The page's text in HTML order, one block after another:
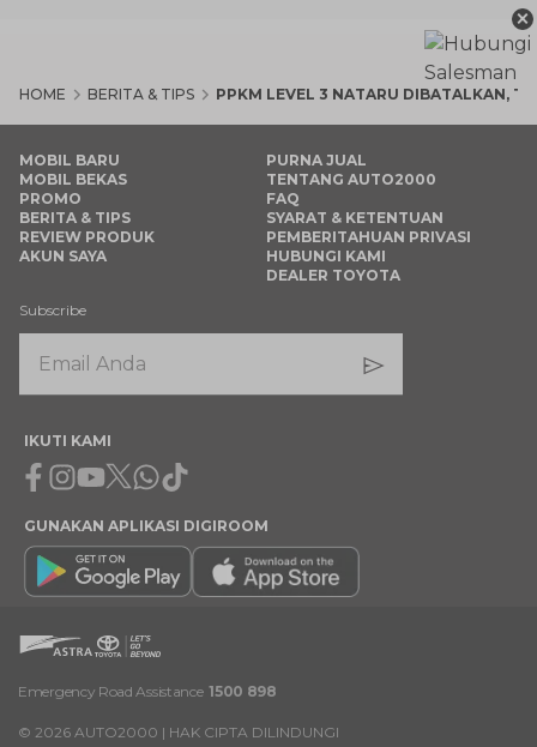
HOME BERITA & TIPS PPKM LEVEL 3 NATARU DIBATALKAN,
×
MOBIL BARU
MOBIL BEKAS
PROMO
BERITA & TIPS
REVIEW PRODUK
AKUN SAYA
PURNA JUAL
TENTANG AUTO2000
FAQ
SYARAT & KETENTUAN
PEMBERITAHUAN PRIVASI
HUBUNGI KAMI
DEALER TOYOTA
Subscribe
IKUTI KAMI
Facebook
Instagram
Youtube
X Whatsapp
Tiktok
GUNAKAN APLIKASI DIGIROOM
Emergency Road Assistance 1500 898
© 2026 AUTO2000 | HAK CIPTA DILINDUNGI